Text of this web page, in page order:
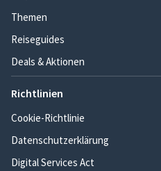
Themen
Reiseguides
Deals & Aktionen
Richtlinien
Cookie-Richtlinie
Datenschutzerklärung
Digital Services Act